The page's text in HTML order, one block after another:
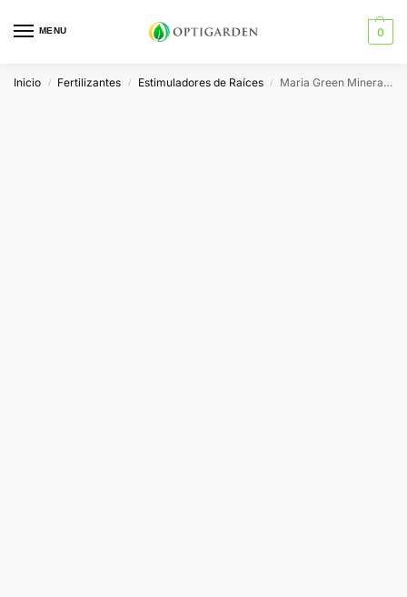
MENU 0
Inicio / Fertilizantes / Estimuladores de Raíces / Maria Green Mineral Root